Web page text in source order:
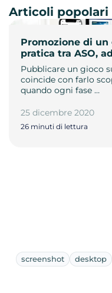
Promozione di
pratica tra ASO,
Pubblicare un gioco
coincide con farlo
quando ogni fase …
25 dicembre 2020
26 minuti di lettura
Articoli popolari
screenshot desktop